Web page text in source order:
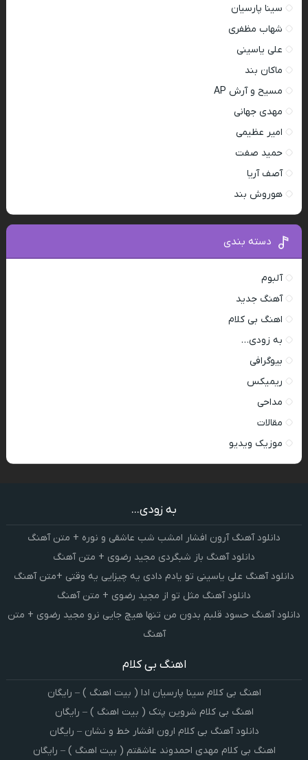
سینا پارسیان
شهاب مظفری
علی یاسینی
ماکان بند
مسیح و آرش AP
مهدی جهانی
امیر عظیمی
حمید صفت
آصف آریا
هوروش بند
دسته بندی
آلبوم
آهنگ جدید
اهنگ بی کلام
به زودی…
بیوگرافی
ریمیکس
مداحی
مقالات
موزیک ویدیو
به زودی...
دانلود آهنگ آرون افشار امشب شب عاشقی و نوره + متن آهنگ
دانلود آهنگ باز شبگردی مجید رضوی + متن آهنگ
دانلود آهنگ علی یاسینی تو یادم دادی یه چیزایی یه وقتی +متن آهنگ
دانلود آهنگ مثل تو از مجید رضوی + متن آهنگ
دانلود آهنگ حسود قلبم بدون من تنها هیچ جایی نرو مجید رضوی + متن
آهنگ
اهنگ بی کلام
اهنگ بی کلام سینا پارسیان ادا ( بیت اهنگ ) – رایگان
اهنگ بی کلام شروین پتک ( بیت اهنگ ) – رایگان
دانلود آهنگ بی کلام ارون افشار خط و نشان – رایگان
اهنگ بی کلام مهدی احمدوند عاشقتم ( بیت اهنگ ) – رایگان